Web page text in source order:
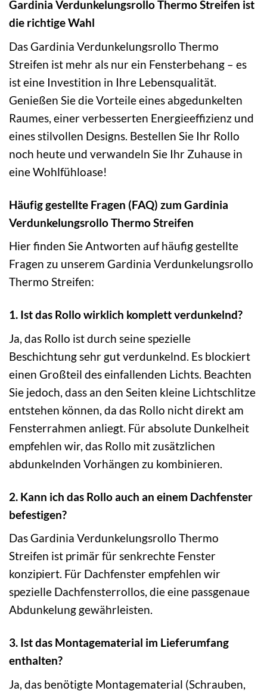
Gardinia Verdunkelungsrollo Thermo Streifen ist
die richtige Wahl
Das Gardinia Verdunkelungsrollo Thermo
Streifen ist mehr als nur ein Fensterbehang – es
ist eine Investition in Ihre Lebensqualität.
Genießen Sie die Vorteile eines abgedunkelten
Raumes, einer verbesserten Energieeffizienz und
eines stilvollen Designs. Bestellen Sie Ihr Rollo
noch heute und verwandeln Sie Ihr Zuhause in
eine Wohlfühloase!
Häufig gestellte Fragen (FAQ) zum Gardinia
Verdunkelungsrollo Thermo Streifen
Hier finden Sie Antworten auf häufig gestellte
Fragen zu unserem Gardinia Verdunkelungsrollo
Thermo Streifen:
1. Ist das Rollo wirklich komplett verdunkelnd?
Ja, das Rollo ist durch seine spezielle
Beschichtung sehr gut verdunkelnd. Es blockiert
einen Großteil des einfallenden Lichts. Beachten
Sie jedoch, dass an den Seiten kleine Lichtschlitze
entstehen können, da das Rollo nicht direkt am
Fensterrahmen anliegt. Für absolute Dunkelheit
empfehlen wir, das Rollo mit zusätzlichen
abdunkelnden Vorhängen zu kombinieren.
2. Kann ich das Rollo auch an einem Dachfenster
befestigen?
Das Gardinia Verdunkelungsrollo Thermo
Streifen ist primär für senkrechte Fenster
konzipiert. Für Dachfenster empfehlen wir
spezielle Dachfensterrollos, die eine passgenaue
Abdunkelung gewährleisten.
3. Ist das Montagematerial im Lieferumfang
enthalten?
Ja, das benötigte Montagematerial (Schrauben,